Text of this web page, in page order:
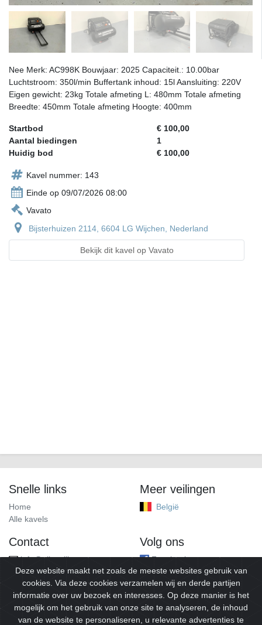
Nee Merk: AC998K Bouwjaar: 2025 Capaciteit.: 10.00bar
Luchtstroom: 350l/min Buffertank inhoud: 15l Aansluiting: 220V
Eigen gewicht: 23kg Totale afmeting L: 480mm Totale afmeting
Breedte: 450mm Totale afmeting Hoogte: 400mm
Startbod
€ 100,00
Aantal biedingen
1
Huidig bod
€ 100,00
Kavel nummer: 143
Einde op 09/07/2026 08:00
Vavato
Bijsterhuizen 2114, 6604 LG Wijchen, Nederland
Bekijk dit kavel op Vavato
Snelle links
Home
Alle kavels
Meer veilingen
België
Contact
info@alleveilingen.net
Volg ons
Facebook
Deze website maakt net zoals de meeste websites gebruik van
cookies. Via deze cookies verzamelen wij en derde partijen
informatie over uw bezoek en interesses. Op deze manier is het
mogelijk om het gebruik van onze site te analyseren, de inhoud
van de website te personaliseren, u relevante advertenties te